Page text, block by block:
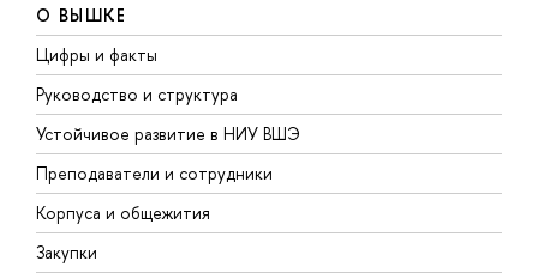
О ВЫШКЕ
Цифры и факты
Руководство и структура
Устойчивое развитие в НИУ ВШЭ
Преподаватели и сотрудники
Корпуса и общежития
Закупки